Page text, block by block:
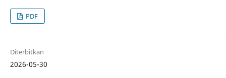
PDF
Diterbitkan
2026-05-30